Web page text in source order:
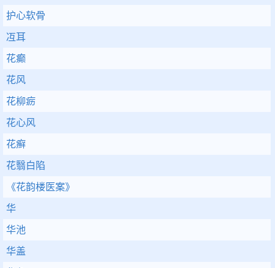
护心软骨
冱耳
花癫
花风
花柳疬
花心风
花癣
花翳白陷
《花韵楼医案》
华
华池
华盖